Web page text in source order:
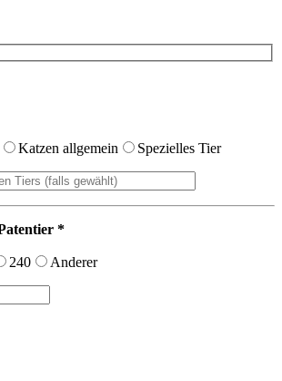
Katzen allgemein Spezielles Tier
*
240 Anderer